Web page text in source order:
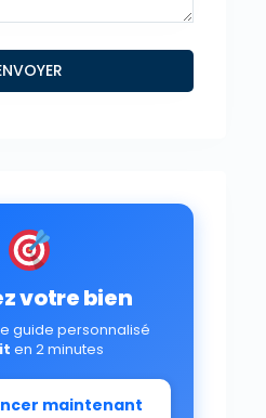
votre bien
guide personnalisé
en 2 minutes
maintenant